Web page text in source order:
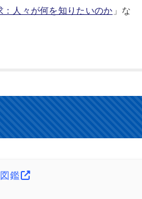
人々が何を知りたいのか 」な
鑑